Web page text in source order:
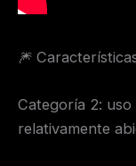
🎆
Categoría 2:
relativamente